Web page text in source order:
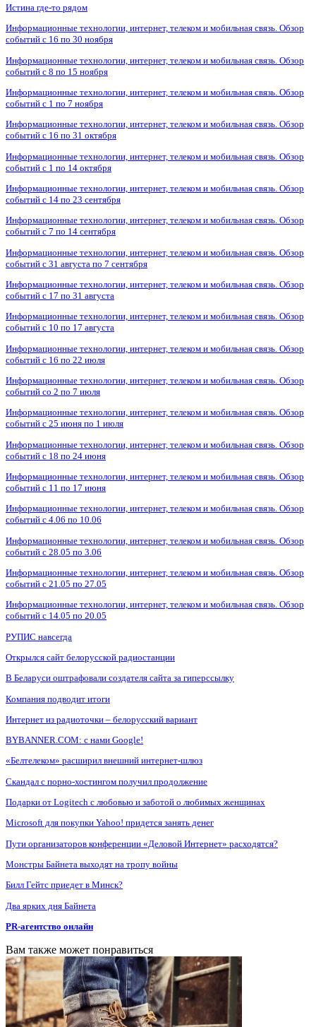
Истина где-то рядом
Информационные технологии, интернет, телеком и мобильная связь. Обзор
событий с 16 по 30 ноября
Информационные технологии, интернет, телеком и мобильная связь. Обзор
событий с 8 по 15 ноября
Информационные технологии, интернет, телеком и мобильная связь. Обзор
событий с 1 по 7 ноября
Информационные технологии, интернет, телеком и мобильная связь. Обзор
событий с 16 по 31 октября
Информационные технологии, интернет, телеком и мобильная связь. Обзор
событий с 1 по 14 октября
Информационные технологии, интернет, телеком и мобильная связь. Обзор
событий с 14 по 23 сентября
Информационные технологии, интернет, телеком и мобильная связь. Обзор
событий с 7 по 14 сентября
Информационные технологии, интернет, телеком и мобильная связь. Обзор
событий с 31 августа по 7 сентября
Информационные технологии, интернет, телеком и мобильная связь. Обзор
событий с 17 по 31 августа
Информационные технологии, интернет, телеком и мобильная связь. Обзор
событий с 10 по 17 августа
Информационные технологии, интернет, телеком и мобильная связь. Обзор
событий с 16 по 22 июля
Информационные технологии, интернет, телеком и мобильная связь. Обзор
событий со 2 по 7 июля
Информационные технологии, интернет, телеком и мобильная связь. Обзор
событий с 25 июня по 1 июля
Информационные технологии, интернет, телеком и мобильная связь. Обзор
событий с 18 по 24 июня
Информационные технологии, интернет, телеком и мобильная связь. Обзор
событий с 11 по 17 июня
Информационные технологии, интернет, телеком и мобильная связь. Обзор
событий с 4.06 по 10.06
Информационные технологии, интернет, телеком и мобильная связь. Обзор
событий с 28.05 по 3.06
Информационные технологии, интернет, телеком и мобильная связь. Обзор
событий с 21.05 по 27.05
Информационные технологии, интернет, телеком и мобильная связь. Обзор
событий с 14.05 по 20.05
РУПИС навсегда
Открылся сайт белорусской радиостанции
В Беларуси оштрафовали создателя сайта за гиперссылку
Компания подводит итоги
Интернет из радиоточки – белорусский вариант
BYBANNER.COM: c нами Google!
«Белтелеком» расширил внешний интернет-шлюз
Скандал с порно-хостингом получил продолжение
Подарки от Logitech с любовью и заботой о любимых женщинах
Microsoft для покупки Yahoo! придется занять денег
Пути организаторов конференции «Деловой Интернет» расходятся?
Монстры Байнета выходят на тропу войны
Билл Гейтс приедет в Минск?
Два ярких дня Байнета
PR-агентство онлайн
Вам также может понравиться